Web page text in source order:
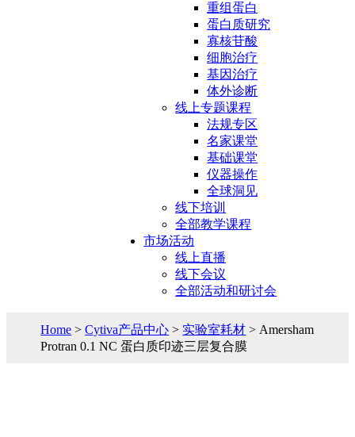
重组蛋白
蛋白质研究
寡核苷酸
细胞治疗
基因治疗
体外诊断
线上专题课程
法规专区
名家课堂
基础课堂
仪器操作
全球洞见
线下培训
全部教学课程
市场活动
线上直播
线下会议
全部活动和研讨会
Home >Cytiva产品中心 > 实验室耗材 > Amersham
Protran 0.1 NC 蛋白质印迹三层复合膜